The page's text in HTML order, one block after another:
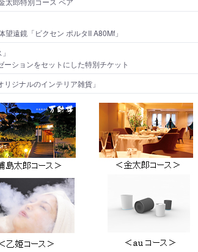
遠鏡「ビクセン ポルタII A80Mf」
ションをセットにした特別チケット
ジナルのインテリア雑貨」